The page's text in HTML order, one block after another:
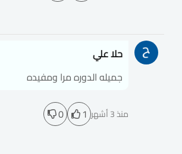
حلا علي
جميله الدوره مرا ومفيده
منذ 3 أشهر 1
0